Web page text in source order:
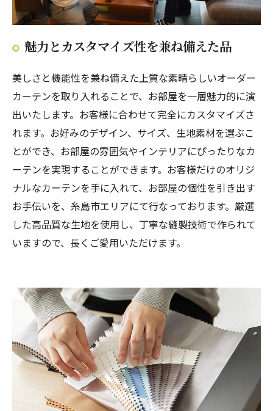
魅力とカスタマイズ性を兼ね備えた品
美しさと機能性を兼ね備えた上質な素晴らしいオーダー
カーテンを取り入れることで、お部屋を一層魅力的に演
出いたします。お客様に合わせて完全にカスタマイズさ
れます。お好みのデザイン、サイズ、生地素材を選ぶこ
とができ、お部屋の雰囲気やインテリアにぴったりなカ
ーテンを実現することができます。お客様だけのオリジ
ナルなカーテンを手に入れて、お部屋の個性を引き出す
お手伝いを、糸島市エリアにて行なっております。厳選
した高品質な生地を使用し、丁寧な縫製技術で作られて
いますので、長くご愛用いただけます。